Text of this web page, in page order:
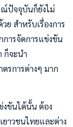
ณ์ปัจจุบันก็ยังไม่
ย สำหรับเรื่องการ
ารจัดการแข่งขัน
ก็จะนำ
รการต่างๆ มาก
งขันได้นั้น ต้อง
าวชนไทยและต่าง